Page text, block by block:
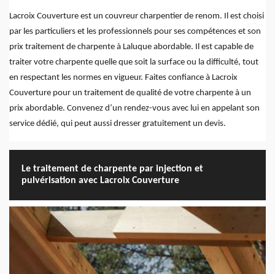
Lacroix Couverture est un couvreur charpentier de renom. Il est choisi
par les particuliers et les professionnels pour ses compétences et son
prix traitement de charpente à Laluque abordable. Il est capable de
traiter votre charpente quelle que soit la surface ou la difficulté, tout
en respectant les normes en vigueur. Faites confiance à Lacroix
Couverture pour un traitement de qualité de votre charpente à un
prix abordable. Convenez d’un rendez-vous avec lui en appelant son
service dédié, qui peut aussi dresser gratuitement un devis.
Le traitement de charpente par injection et
pulvérisation avec Lacroix Couverture